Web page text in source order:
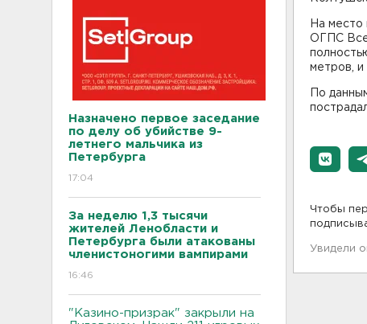
Назначено первое заседание
по делу об убийстве 9-
летнего мальчика из
Петербурга
17:04
За неделю 1,3 тысячи
жителей Ленобласти и
Петербурга были атакованы
членистоногими вампирами
16:46
"Казино-призрак" закрыли на
На место
ОГПС
метров, и
По
Чтобы
Увидели